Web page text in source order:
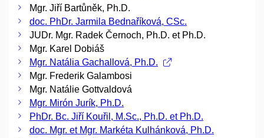
Mgr. Jiří Bartůněk, Ph.D.
doc. PhDr. Jarmila Bednaříková, CSc.
JUDr. Mgr. Radek Černoch, Ph.D. et Ph.D.
Mgr. Karel Dobiáš
Mgr. Natália Gachallová, Ph.D.
Mgr. Frederik Galambosi
Mgr. Natálie Gottvaldová
Mgr. Mirón Jurík, Ph.D.
PhDr. Bc. Jiří Kouřil, M.Sc., Ph.D. et Ph.D.
doc. Mgr. et Mgr. Markéta Kulhánková, Ph.D.